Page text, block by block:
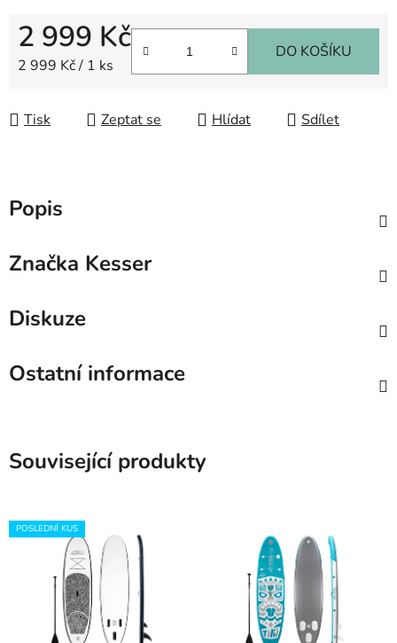
2 999 Kč
Měrná cena:
2 999 Kč / 1 ks
DO KOŠÍKU
Tisk Zeptat se Hlídat Sdílet
Popis
Značka Kesser
Diskuze
Ostatní informace
Související produkty
POSLEDNÍ KUS